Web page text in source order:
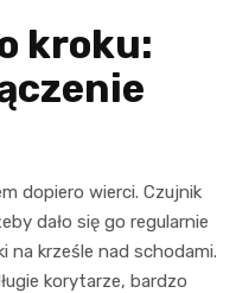
kroku:
dopiero wierci. Czujnik
dało się go regularnie
krześle nad schodami.
korytarze, bardzo